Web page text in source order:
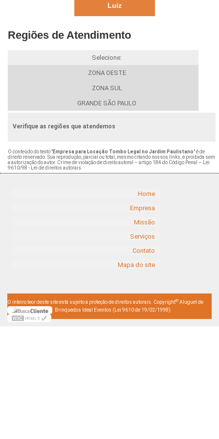
Luiz
Regiões de Atendimento
Selecione:
ZONA OESTE
ZONA SUL
GRANDE SÃO PAULO
Verifique as regiões que atendemos
O conteúdo do texto "Empresa para Locação Tombo Legal no Jardim Paulistano" é de
direito reservado. Sua reprodução, parcial ou total, mesmo citando nossos links, é proibida sem
a autorização do autor. Crime de violação de direito autoral – artigo 184 do Código Penal – Lei
9610/98 - Lei de direitos autorais.
Home
Empresa
Missão
Serviços
Contato
Mapa do site
O inteiro teor deste site está sujeito à proteção de direitos autorais. Copyright© Aluguel de
Brinquedos Ideal Eventos (Lei 9610 de 19/02/1998)